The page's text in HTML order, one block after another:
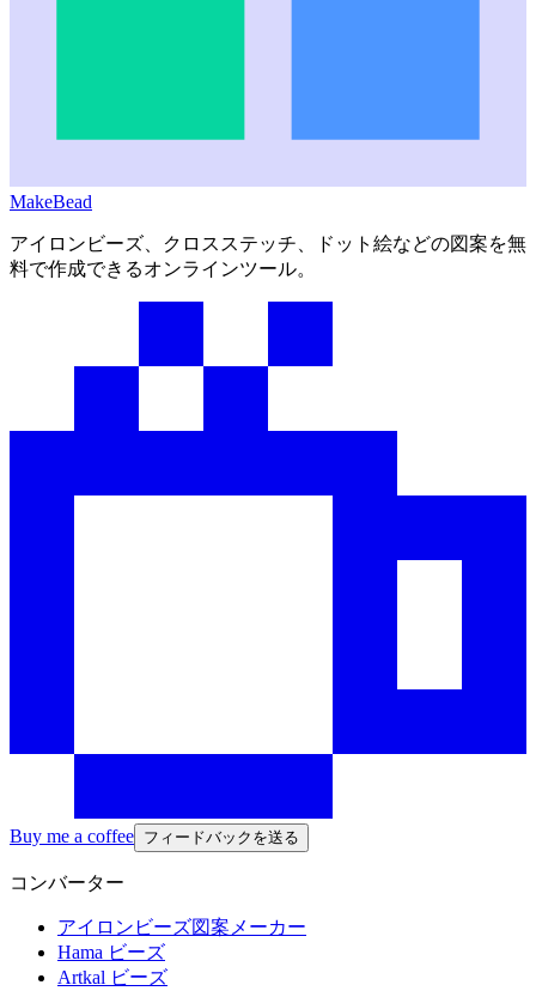
MakeBead
アイロンビーズ、クロスステッチ、ドット絵などの図案を無
料で作成できるオンラインツール。
Buy me a coffee フィードバックを送る
コンバーター
アイロンビーズ図案メーカー
Hama ビーズ
Artkal ビーズ